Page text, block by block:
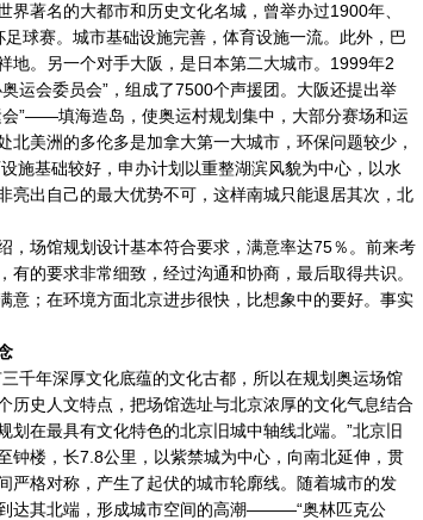
界著名的大都市和历史文化名城，曾举办过1900年、
球赛。城市基础设施完善，体育设施一流。此外，巴
地。另一个对手大阪，是日本第二大城市。1999年2
运会委员会”，组成了7500个声援团。大阪还提出举
会”——填海造岛，使奥运村规划集中，大部分赛场和运
北美洲的多伦多是加拿大第一大城市，环保问题较少，
施基础较好，申办计划以重整湖滨风貌为中心，以水
亮出自己的最大优势不可，这样南城只能退居其次，北
场馆规划设计基本符合要求，满意率达75％。前来考
有的要求非常细致，经过沟通和协商，最后取得共识。
意；在环境方面北京进步很快，比想象中的要好。事实
年深厚文化底蕴的文化古都，所以在规划奥运场馆
历史人文特点，把场馆选址与北京浓厚的文化气息结合
划在最具有文化特色的北京旧城中轴线北端。”北京旧
钟楼，长7.8公里，以紫禁城为中心，向南北延伸，贯
严格对称，产生了起伏的城市轮廓线。随着城市的发
达其北端，形成城市空间的高潮———“奥林匹克公